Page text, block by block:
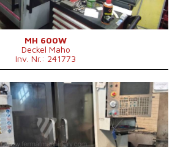
400 mm
0 - 6300 /min.
3
SK40 .
MH 600W
Deckel Maho
Inv. Nr.: 241773
2010
914x356 mm
760 mm